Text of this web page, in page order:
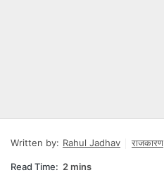
Written by: Rahul Jadhav राजकारण
Read Time: 2 mins